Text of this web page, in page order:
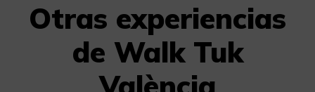
Otras experiencias
de Walk Tuk